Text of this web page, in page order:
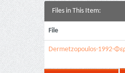
Files in This Item:
File
Dermetzopoulos-1992-